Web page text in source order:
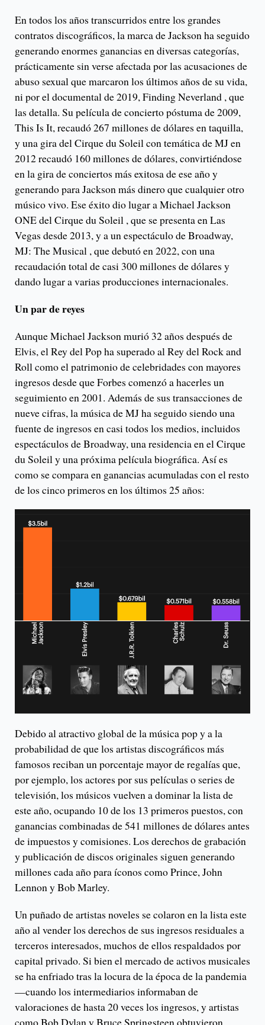
En todos los años transcurridos entre los grandes
contratos discográficos, la marca de Jackson ha seguido
generando enormes ganancias en diversas categorías,
prácticamente sin verse afectada por las acusaciones de
abuso sexual que marcaron los últimos años de su vida,
ni por el documental de 2019, Finding Neverland , que
las detalla. Su película de concierto póstuma de 2009,
This Is It, recaudó 267 millones de dólares en taquilla,
y una gira del Cirque du Soleil con temática de MJ en
2012 recaudó 160 millones de dólares, convirtiéndose
en la gira de conciertos más exitosa de ese año y
generando para Jackson más dinero que cualquier otro
músico vivo. Ese éxito dio lugar a Michael Jackson
ONE del Cirque du Soleil , que se presenta en Las
Vegas desde 2013, y a un espectáculo de Broadway,
MJ: The Musical , que debutó en 2022, con una
recaudación total de casi 300 millones de dólares y
dando lugar a varias producciones internacionales.
Un par de reyes
Aunque Michael Jackson murió 32 años después de
Elvis, el Rey del Pop ha superado al Rey del Rock and
Roll como el patrimonio de celebridades con mayores
ingresos desde que Forbes comenzó a hacerles un
seguimiento en 2001. Además de sus transacciones de
nueve cifras, la música de MJ ha seguido siendo una
fuente de ingresos en casi todos los medios, incluidos
espectáculos de Broadway, una residencia en el Cirque
du Soleil y una próxima película biográfica. Así es
como se compara en ganancias acumuladas con el resto
de los cinco primeros en los últimos 25 años:
Debido al atractivo global de la música pop y a la
probabilidad de que los artistas discográficos más
famosos reciban un porcentaje mayor de regalías que,
por ejemplo, los actores por sus películas o series de
televisión, los músicos vuelven a dominar la lista de
este año, ocupando 10 de los 13 primeros puestos, con
ganancias combinadas de 541 millones de dólares antes
de impuestos y comisiones. Los derechos de grabación
y publicación de discos originales siguen generando
millones cada año para íconos como Prince, John
Lennon y Bob Marley.
Un puñado de artistas noveles se colaron en la lista este
año al vender los derechos de sus ingresos residuales a
terceros interesados, muchos de ellos respaldados por
capital privado. Si bien el mercado de activos musicales
se ha enfriado tras la locura de la época de la pandemia
—cuando los intermediarios informaban de
valoraciones de hasta 20 veces los ingresos, y artistas